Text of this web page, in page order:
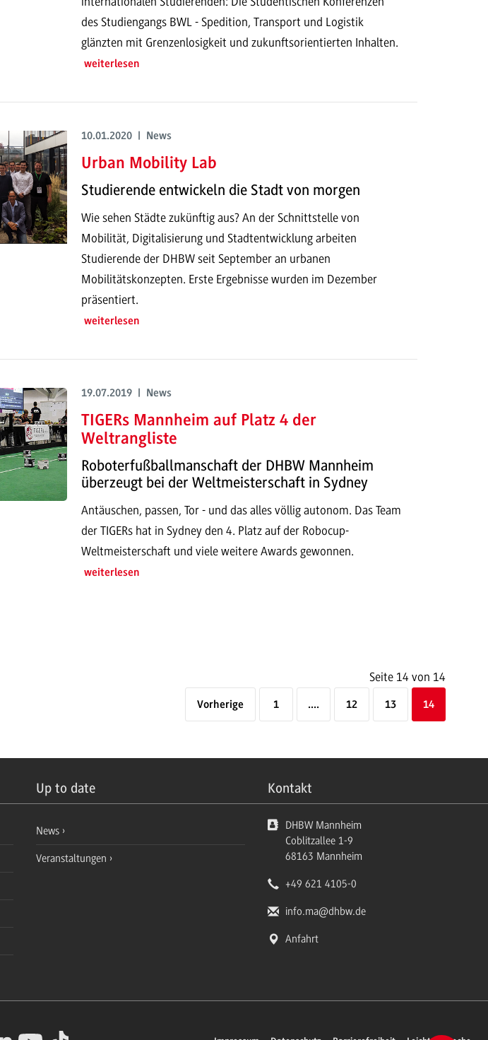
des Studiengangs BWL - Spedition, Transport und Logistik
glänzten mit Grenzenlosigkeit und zukunftsorientierten Inhalten.
weiterlesen
10.01.2020 | News
Urban Mobility Lab
Studierende entwickeln die Stadt von morgen
Wie sehen Städte zukünftig aus? An der Schnittstelle von
Mobilität, Digitalisierung und Stadtentwicklung arbeiten
Studierende der DHBW seit September an urbanen
Mobilitätskonzepten. Erste Ergebnisse wurden im Dezember
präsentiert.
weiterlesen
19.07.2019 | News
TIGERs Mannheim auf Platz 4 der
Weltrangliste
Roboterfußballmanschaft der DHBW Mannheim
überzeugt bei der Weltmeisterschaft in Sydney
Antäuschen, passen, Tor - und das alles völlig autonom. Das Team
der TIGERs hat in Sydney den 4. Platz auf der Robocup-
Weltmeisterschaft und viele weitere Awards gewonnen.
weiterlesen
Seite 14 von 14
Vorherige 1 .... 12 13 14
Up to date Kontakt
News
Veranstaltungen
DHBW Mannheim
Coblitzallee 1-9
68163 Mannheim
+49 621 4105-0
info.ma@dhbw.de
Anfahrt